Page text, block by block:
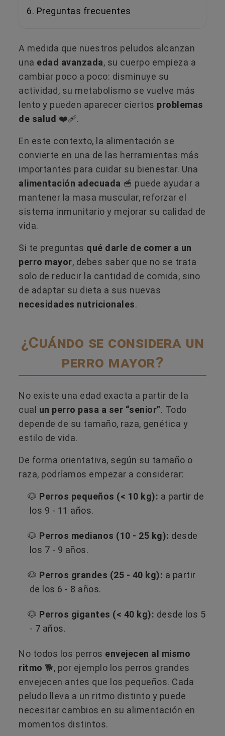
6. Preguntas frecuentes
A medida que nuestros peludos alcanzan
una edad avanzada, su cuerpo empieza a
cambiar poco a poco: disminuye su
actividad, su metabolismo se vuelve más
lento y pueden aparecer ciertos problemas
de salud ❤️‍🩹.
En este contexto, la alimentación se
convierte en una de las herramientas más
importantes para cuidar su bienestar. Una
alimentación adecuada 🥣​ puede ayudar a
mantener la masa muscular, reforzar el
sistema inmunitario y mejorar su calidad de
vida.
Si te preguntas qué darle de comer a un
perro mayor, debes saber que no se trata
solo de reducir la cantidad de comida, sino
de adaptar su dieta a sus nuevas
necesidades nutricionales.
¿Cuándo se considera un
perro mayor?
No existe una edad exacta a partir de la
cual un perro pasa a ser “senior”. Todo
depende de su tamaño, raza, genética y
estilo de vida.
De forma orientativa, según su tamaño o
raza, podríamos empezar a considerar:
🐶 Perros pequeños (< 10 kg): a partir de
los 9 - 11 años.
🐶 Perros medianos (10 - 25 kg): desde
los 7 - 9 años.
🐶 Perros grandes (25 - 40 kg): a partir
de los 6 - 8 años.
🐶 Perros gigantes (< 40 kg): desde los 5
- 7 años.
No todos los perros envejecen al mismo
ritmo 🐕​, por ejemplo los perros grandes
envejecen antes que los pequeños. Cada
peludo lleva a un ritmo distinto y puede
necesitar cambios en su alimentación en
momentos distintos.